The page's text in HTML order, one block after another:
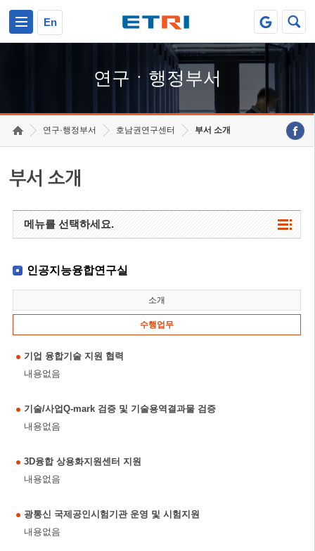
En
연구ㆍ행정부서
연구·행정부서 호남권연구센터 부서 소개
부서 소개
메뉴를 선택하세요.
인공지능융합연구실
소개
수행업무
기업 융합기술 지원 협력
내용없음
기술/사업Q-mark 검증 및 기술용역결과물 검증
내용없음
3D융합 상용화지원센터 지원
내용없음
광통신 국제공인시험기관 운영 및 시험지원
내용없음